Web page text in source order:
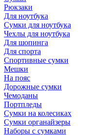
Рюкзаки
Для ноутбука
Сумки для ноутбука
Чехлы для ноутбука
Для шопинга
Для спорта
Спортивные сумки
Мешки
На пояс
Дорожные сумки
Чемоданы
Портпледы
Сумки на колесиках
Сумки органайзеры
Наборы с сумками